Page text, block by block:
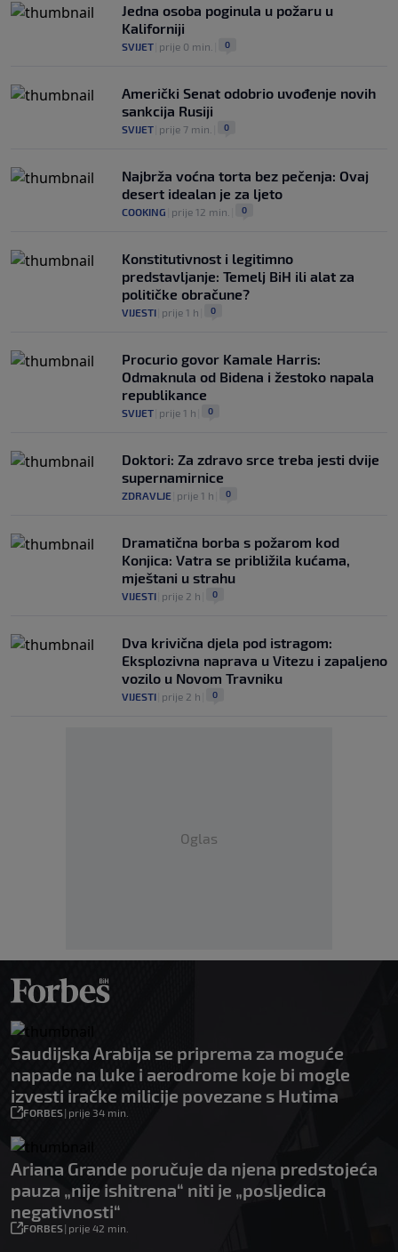
Jedna osoba poginula u požaru u
Kaliforniji
SVIJET prije 0 min. 0
Američki Senat odobrio uvođenje novih
sankcija Rusiji
SVIJET prije 7 min. 0
Najbrža voćna torta bez pečenja: Ovaj
desert idealan je za ljeto
COOKING prije 12 min. 0
Konstitutivnost i legitimno
predstavljanje: Temelj BiH ili alat za
političke obračune?
VIJESTI prije 1 h 0
Procurio govor Kamale Harris:
Odmaknula od Bidena i žestoko napala
republikance
SVIJET prije 1 h 0
Doktori: Za zdravo srce treba jesti dvije
supernamirnice
ZDRAVLJE prije 1 h 0
Dramatična borba s požarom kod
Konjica: Vatra se približila kućama,
mještani u strahu
VIJESTI prije 2 h 0
Dva krivična djela pod istragom:
Eksplozivna naprava u Vitezu i zapaljeno
vozilo u Novom Travniku
VIJESTI prije 2 h 0
Oglas
Saudijska Arabija se priprema za moguće
napade na luke i aerodrome koje bi mogle
izvesti iračke milicije povezane s Hutima
FORBES| prije 34 min.
Ariana Grande poručuje da njena predstojeća
pauza „nije ishitrena“ niti je „posljedica
negativnosti“
FORBES| prije 42 min.